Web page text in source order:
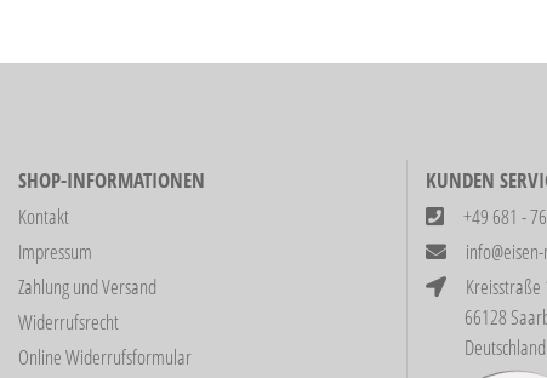
SHOP-INFORMATIONEN
Kontakt
Impressum
Zahlung und Versand
Widerrufsrecht
Online Widerrufsformular
KUNDEN
+49 681 -
Kreisstraße
66128
Deutschland